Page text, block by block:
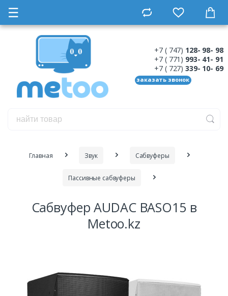
☰
+7 ( 747) 128- 98- 98
+7 ( 771) 993- 41- 91
+7 ( 727) 339- 10- 69
заказать звонок
Главная Звук Сабвуферы
Пассивные сабвуферы
Сабвуфер AUDAC BASO15 в
Metoo.kz